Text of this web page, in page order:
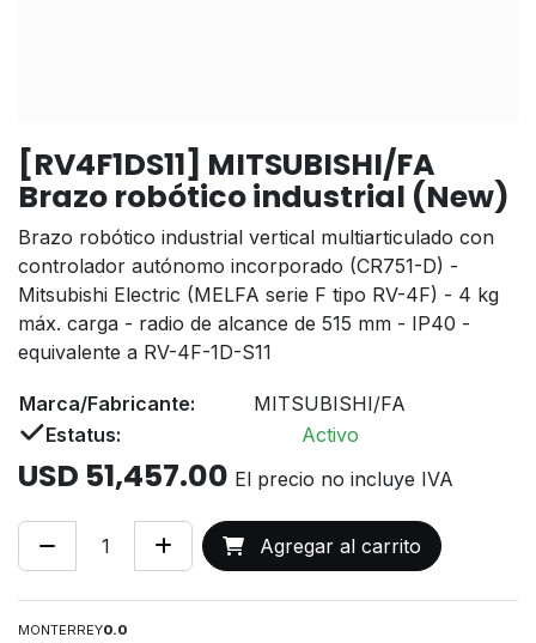
[RV4F1DS11] MITSUBISHI/FA
Brazo robótico industrial (New)
Brazo robótico industrial vertical multiarticulado con
controlador autónomo incorporado (CR751-D) -
Mitsubishi Electric (MELFA serie F tipo RV-4F) - 4 kg
máx. carga - radio de alcance de 515 mm - IP40 -
equivalente a RV-4F-1D-S11
Marca/Fabricante:
MITSUBISHI/FA
Estatus:
Activo
USD 51,457.00 El precio no incluye IVA
Agregar al carrito
MONTERREY0.0